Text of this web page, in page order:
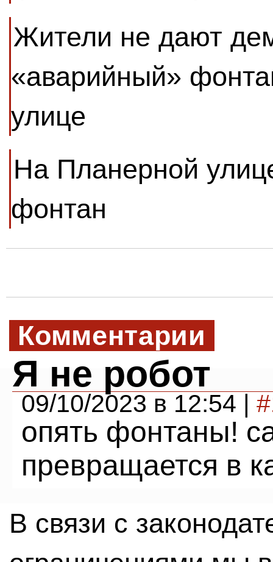
Жители не дают
«аварийный»
улице
На Планерной
фонтан
Комментарии
Я не робот
09/10/2023 в 12:54 |
опять фонтаны!
превращается в
В связи с